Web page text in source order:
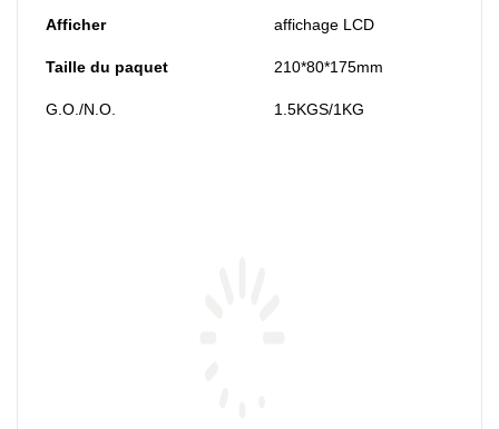
Afficher affichage LCD
Taille du paquet 210*80*175mm
G.O./N.O. 1.5KGS/1KG